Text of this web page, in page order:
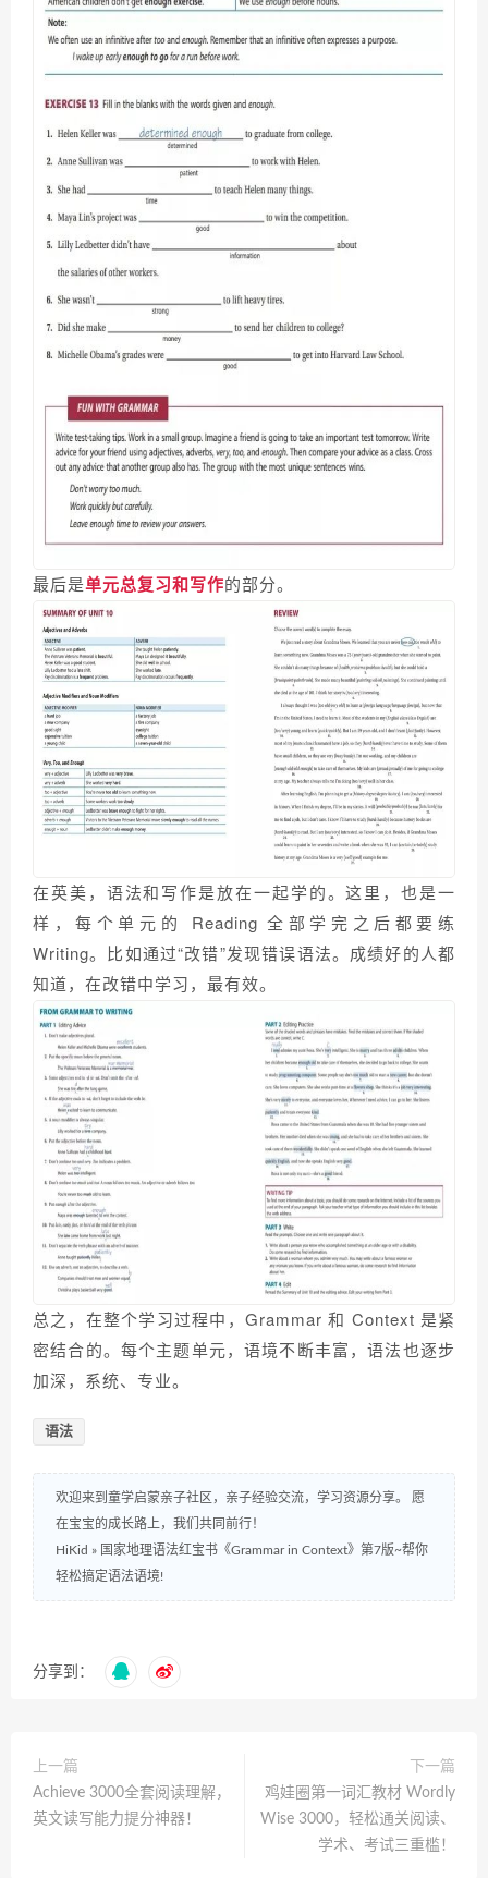
最后是单元总复习和写作的部分。
在英美，语法和写作是放在一起学的。这里，也是一
样，每个单元的 Reading 全部学完之后都要练
Writing。比如通过“改错”发现错误语法。成绩好的人都
知道，在改错中学习，最有效。
总之，在整个学习过程中，Grammar 和 Context 是紧
密结合的。每个主题单元，语境不断丰富，语法也逐步
加深，系统、专业。
语法
欢迎来到童学启蒙亲子社区，亲子经验交流，学习资源分享。 愿
在宝宝的成长路上，我们共同前行！
HiKid » 国家地理语法红宝书《Grammar in Context》第7版~帮你
轻松搞定语法语境!
分享到：
上一篇
Achieve 3000全套阅读理解，
英文读写能力提分神器！
下一篇
鸡娃圈第一词汇教材 Wordly
Wise 3000，轻松通关阅读、
学术、考试三重槛！